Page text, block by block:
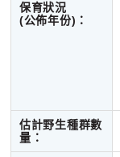
保育狀況
(公佈年份) ：
估計野生種群數
量：